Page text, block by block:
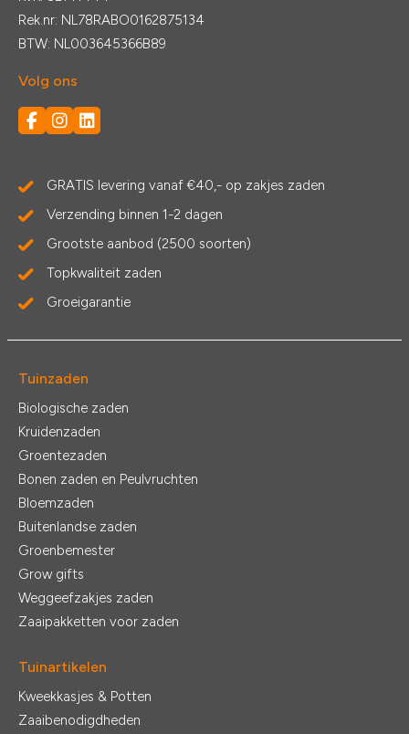
Rek.nr: NL78RABO0162875134
BTW: NL003645366B89
Volg ons
GRATIS levering vanaf €40,- op zakjes zaden
Verzending binnen 1-2 dagen
Grootste aanbod (2500 soorten)
Topkwaliteit zaden
Groeigarantie
Tuinzaden
Biologische zaden
Kruidenzaden
Groentezaden
Bonen zaden en Peulvruchten
Bloemzaden
Buitenlandse zaden
Groenbemester
Grow gifts
Weggeefzakjes zaden
Zaaipakketten voor zaden
Tuinartikelen
Kweekkasjes & Potten
Zaaibenodigdheden